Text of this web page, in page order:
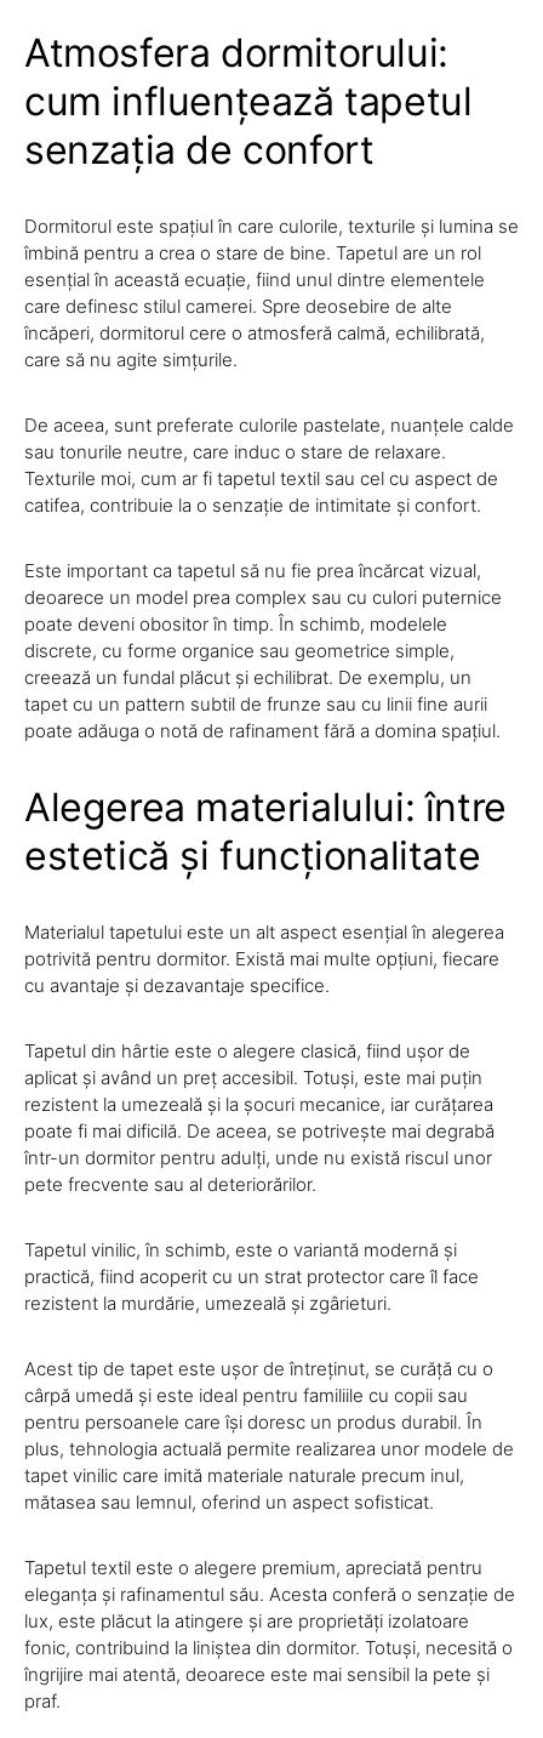
Atmosfera dormitorului:
cum influențează tapetul
senzația de confort
Dormitorul este spațiul în care culorile, texturile și lumina se
îmbină pentru a crea o stare de bine. Tapetul are un rol
esențial în această ecuație, fiind unul dintre elementele
care definesc stilul camerei. Spre deosebire de alte
încăperi, dormitorul cere o atmosferă calmă, echilibrată,
care să nu agite simțurile.
De aceea, sunt preferate culorile pastelate, nuanțele calde
sau tonurile neutre, care induc o stare de relaxare.
Texturile moi, cum ar fi tapetul textil sau cel cu aspect de
catifea, contribuie la o senzație de intimitate și confort.
Este important ca tapetul să nu fie prea încărcat vizual,
deoarece un model prea complex sau cu culori puternice
poate deveni obositor în timp. În schimb, modelele
discrete, cu forme organice sau geometrice simple,
creează un fundal plăcut și echilibrat. De exemplu, un
tapet cu un pattern subtil de frunze sau cu linii fine aurii
poate adăuga o notă de rafinament fără a domina spațiul.
Alegerea materialului: între
estetică și funcționalitate
Materialul tapetului este un alt aspect esențial în alegerea
potrivită pentru dormitor. Există mai multe opțiuni, fiecare
cu avantaje și dezavantaje specifice.
Tapetul din hârtie este o alegere clasică, fiind ușor de
aplicat și având un preț accesibil. Totuși, este mai puțin
rezistent la umezeală și la șocuri mecanice, iar curățarea
poate fi mai dificilă. De aceea, se potrivește mai degrabă
într-un dormitor pentru adulți, unde nu există riscul unor
pete frecvente sau al deteriorărilor.
Tapetul vinilic, în schimb, este o variantă modernă și
practică, fiind acoperit cu un strat protector care îl face
rezistent la murdărie, umezeală și zgârieturi.
Acest tip de tapet este ușor de întreținut, se curăță cu o
cârpă umedă și este ideal pentru familiile cu copii sau
pentru persoanele care își doresc un produs durabil. În
plus, tehnologia actuală permite realizarea unor modele de
tapet vinilic care imită materiale naturale precum inul,
mătasea sau lemnul, oferind un aspect sofisticat.
Tapetul textil este o alegere premium, apreciată pentru
eleganța și rafinamentul său. Acesta conferă o senzație de
lux, este plăcut la atingere și are proprietăți izolatoare
fonic, contribuind la liniștea din dormitor. Totuși, necesită o
îngrijire mai atentă, deoarece este mai sensibil la pete și
praf.